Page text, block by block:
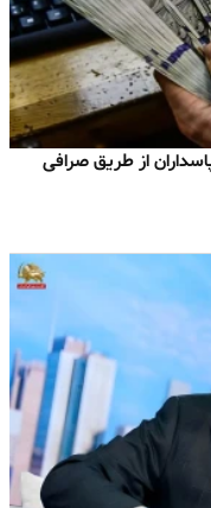
از طریق صرافی